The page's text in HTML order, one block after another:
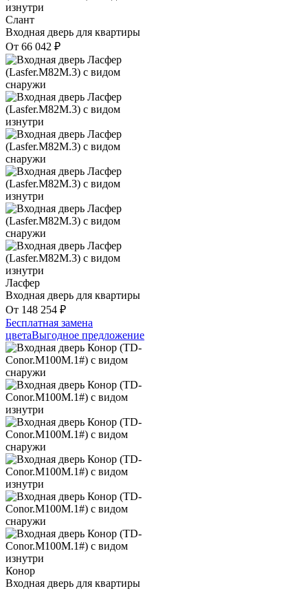
Слант
Входная дверь для квартиры
От 66 042 ₽
Ласфер
Входная дверь для квартиры
От 148 254 ₽
Бесплатная замена
цветаВыгодное предложение
Конор
Входная дверь для квартиры